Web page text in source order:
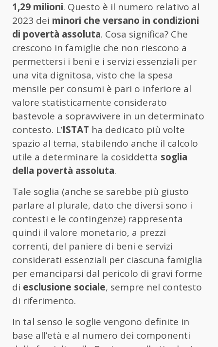
1,29 milioni. Questo è il numero relativo al
2023 dei minori che versano in condizioni
di povertà assoluta. Cosa significa? Che
crescono in famiglie che non riescono a
permettersi i beni e i servizi essenziali per
una vita dignitosa, visto che la spesa
mensile per consumi è pari o inferiore al
valore statisticamente considerato
bastevole a sopravvivere in un determinato
contesto. L’ISTAT ha dedicato più volte
spazio al tema, stabilendo anche il calcolo
utile a determinare la cosiddetta soglia
della povertà assoluta.
Tale soglia (anche se sarebbe più giusto
parlare al plurale, dato che diversi sono i
contesti e le contingenze) rappresenta
quindi il valore monetario, a prezzi
correnti, del paniere di beni e servizi
considerati essenziali per ciascuna famiglia
per emanciparsi dal pericolo di gravi forme
di esclusione sociale, sempre nel contesto
di riferimento.
In tal senso le soglie vengono definite in
base all’età e al numero dei componenti